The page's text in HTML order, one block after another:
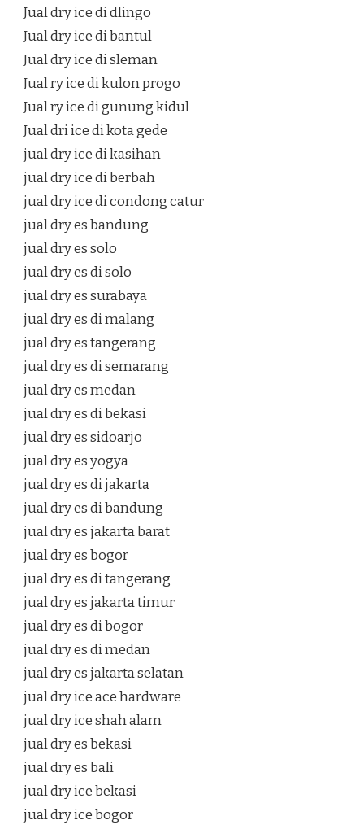
Jual dry ice di dlingo
Jual dry ice di bantul
Jual dry ice di sleman
Jual ry ice di kulon progo
Jual ry ice di gunung kidul
Jual dri ice di kota gede
jual dry ice di kasihan
jual dry ice di berbah
jual dry ice di condong catur
jual dry es bandung
jual dry es solo
jual dry es di solo
jual dry es surabaya
jual dry es di malang
jual dry es tangerang
jual dry es di semarang
jual dry es medan
jual dry es di bekasi
jual dry es sidoarjo
jual dry es yogya
jual dry es di jakarta
jual dry es di bandung
jual dry es jakarta barat
jual dry es bogor
jual dry es di tangerang
jual dry es jakarta timur
jual dry es di bogor
jual dry es di medan
jual dry es jakarta selatan
jual dry ice ace hardware
jual dry ice shah alam
jual dry es bekasi
jual dry es bali
jual dry ice bekasi
jual dry ice bogor